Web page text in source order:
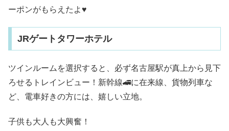
ーポンがもらえたよ♥
JRゲートタワーホテル
ツインルームを選択すると、必ず名古屋駅が真上から見下
ろせるトレインビュー！新幹線🚄に在来線、貨物列車な
ど、電車好きの方には、嬉しい立地。
子供も大人も大興奮！